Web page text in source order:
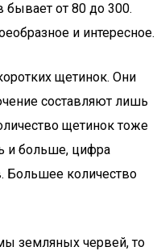
бывает от 80 до 300.
и интересное.
щетинок. Они
составляют лишь
щетинок тоже
и больше, цифра
Большее количество
земляных червей, то